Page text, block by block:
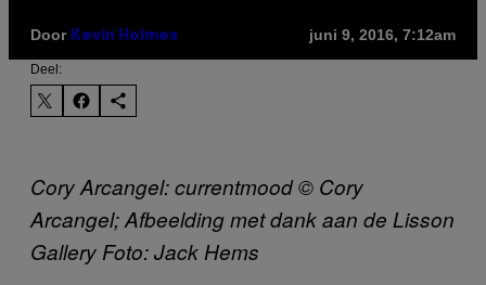
Door Kevin Holmes juni 9, 2016, 7:12am
Deel:
Cory Arcangel: currentmood © Cory
Arcangel; Afbeelding met dank aan de Lisson
Gallery Foto: Jack Hems